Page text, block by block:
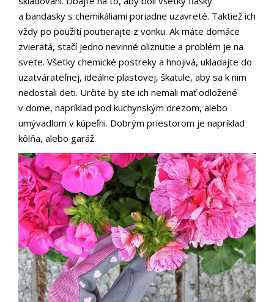
a bandasky s chemikáliami poriadne uzavreté. Taktiež ich
vždy po použití poutierajte z vonku. Ak máte domáce
zvieratá, stačí jedno nevinné oliznutie a problém je na
svete. Všetky chemické postreky a hnojivá, ukladajte do
uzatvárateľnej, ideálne plastovej, škatule, aby sa k nim
nedostali deti. Určite by ste ich nemali mať odložené
v dome, napríklad pod kuchynským drezom, alebo
umývadlom v kúpeľni. Dobrým priestorom je napríklad
kôlňa, alebo garáž.